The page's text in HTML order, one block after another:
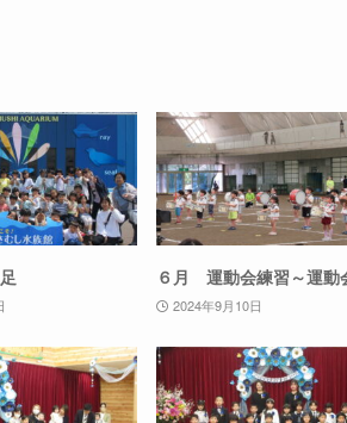
６月 運動会練習～運動
2024年9月10日